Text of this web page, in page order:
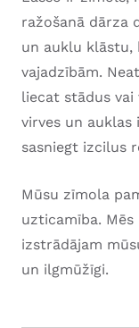
ražošanā dārza
un auklu klāstu,
vajadzībām.
liecat stādus vai
virves un
sasniegt izcilus
Mūsu zīmola
uzticamība.
izstrādājam
un ilgmūžīgi.